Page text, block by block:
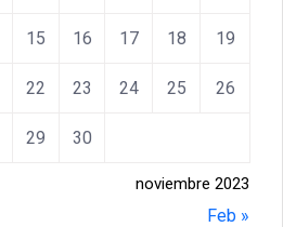
noviembre 2023
15 16 17 18 19
22 23 24 25 26
29 30
Feb »